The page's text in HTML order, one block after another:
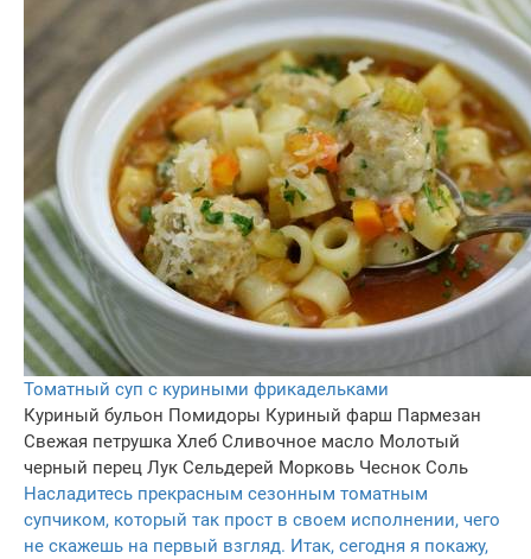
Томатный суп с куриными фрикадельками
Куриный бульон Помидоры Куриный фарш Пармезан
Свежая петрушка Хлеб Сливочное масло Молотый
черный перец Лук Сельдерей Морковь Чеснок Соль
Насладитесь прекрасным сезонным томатным
супчиком, который так прост в своем исполнении, чего
не скажешь на первый взгляд. Итак, сегодня я покажу,